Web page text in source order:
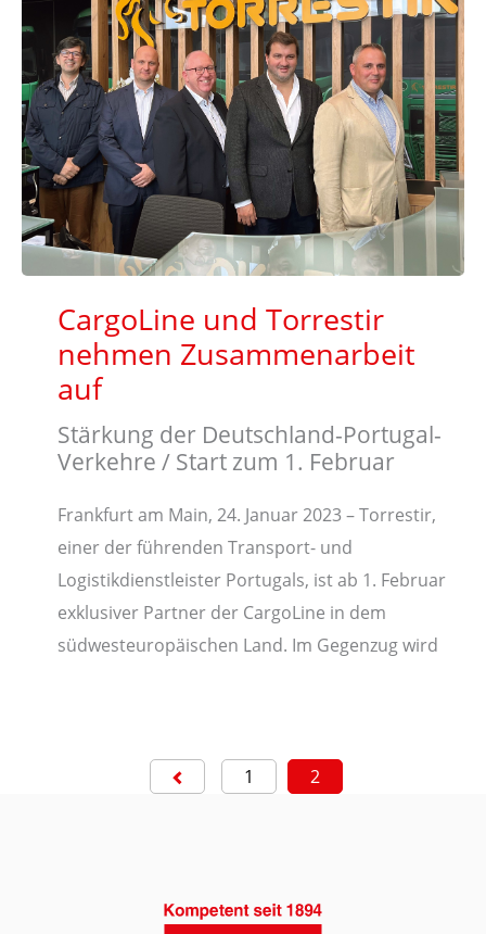
CargoLine und Torrestir
nehmen Zusammenarbeit
auf
Stärkung der Deutschland-Portugal-
Verkehre / Start zum 1. Februar
Frankfurt am Main, 24. Januar 2023 – Torrestir,
einer der führenden Transport- und
Logistikdienstleister Portugals, ist ab 1. Februar
exklusiver Partner der CargoLine in dem
südwesteuropäischen Land. Im Gegenzug wird
1 2